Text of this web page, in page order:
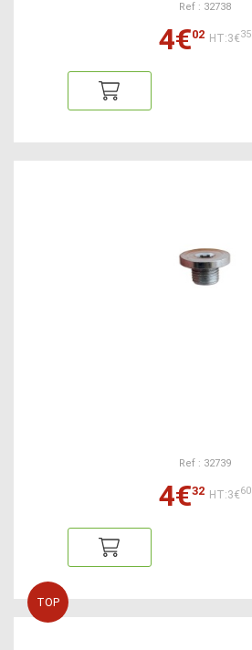
Ref : 32738
4€02 HT:3€35
Ref : 32739
4€32 HT:3€60
TOP